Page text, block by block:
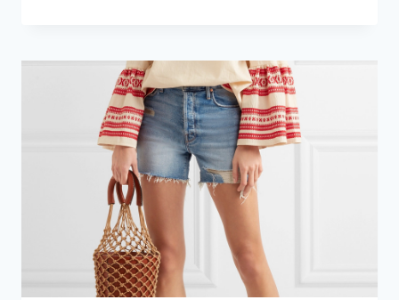
LADOS:
LA
TENDENCIA
QUE
USARÁS
TODO
EL
AÑO